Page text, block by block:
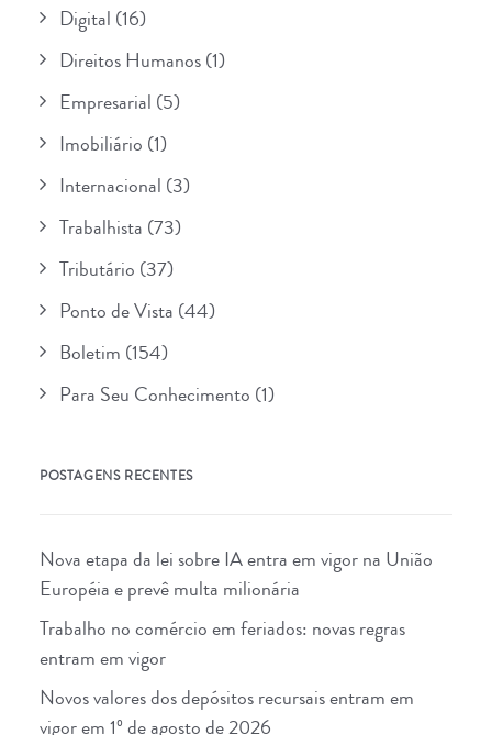
Digital (16)
Direitos Humanos(1)
Empresarial (5)
Imobiliário (1)
Internacional (3)
Trabalhista (73)
Tributário (37)
Ponto de Vista (44)
Boletim (154)
Para Seu Conhecimento (1)
POSTAGENS RECENTES
Nova etapa da lei sobre IA entra em vigor na União
Européia e prevê multa milionária
Trabalho no comércio em feriados: novas regras
entram em vigor
Novos valores dos depósitos recursais entram em
vigor em 1º de agosto de 2026